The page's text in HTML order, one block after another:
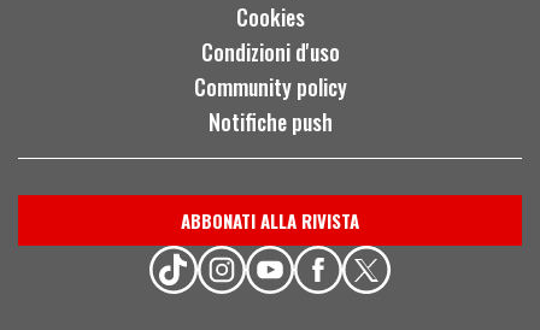
Cookies
Condizioni d'uso
Community policy
Notifiche push
ABBONATI ALLA RIVISTA